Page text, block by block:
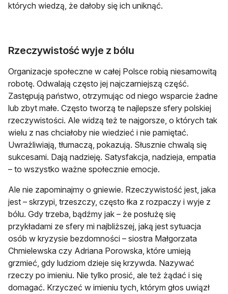
których wiedzą, że dałoby się ich uniknąć.
Rzeczywistość wyje z bólu
Organizacje społeczne w całej Polsce robią niesamowitą
robotę. Odwalają często jej najczarniejszą część.
Zastępują państwo, otrzymując od niego wsparcie żadne
lub zbyt małe. Często tworzą te najlepsze sfery polskiej
rzeczywistości. Ale widzą też te najgorsze, o których tak
wielu z nas chciałoby nie wiedzieć i nie pamiętać.
Uwrażliwiają, tłumaczą, pokazują. Słusznie chwalą się
sukcesami. Dają nadzieję. Satysfakcja, nadzieja, empatia
– to wszystko ważne społecznie emocje.
Ale nie zapominajmy o gniewie. Rzeczywistość jest, jaka
jest – skrzypi, trzeszczy, często łka z rozpaczy i wyje z
bólu. Gdy trzeba, bądźmy jak – że posłużę się
przykładami ze sfery mi najbliższej, jaką jest sytuacja
osób w kryzysie bezdomności – siostra Małgorzata
Chmielewska czy Adriana Porowska, które umieją
grzmieć, gdy ludziom dzieje się krzywda. Nazywać
rzeczy po imieniu. Nie tylko prosić, ale też żądać i się
domagać. Krzyczeć w imieniu tych, którym głos uwiązł